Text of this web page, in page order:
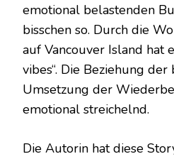
emotional belastenden
bisschen so. Durch die
auf Vancouver Island hat
vibes“. Die Beziehung
Umsetzung der
emotional streichelnd.
Die Autorin hat diese